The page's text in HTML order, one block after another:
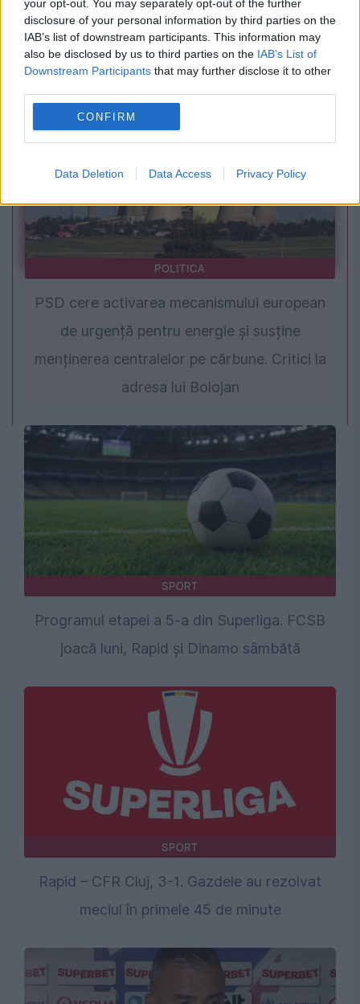
your opt-out. You may separately opt-out of the further
disclosure of your personal information by third parties on the
IAB’s list of downstream participants. This information may
also be disclosed by us to third parties on the IAB’s List of
Downstream Participants that may further disclose it to other
CONFIRM
Data Deletion Data Access Privacy Policy
UTA - Rapid, 0-0. Meci fără sare și piper la
Arad. Gazdele rămân fără victorie, oaspeții
sunt neînvinși
POLITICA
PSD cere activarea mecanismului european
de urgență pentru energie și susține
menținerea centralelor pe cărbune. Critici la
adresa lui Bolojan
SPORT
Programul etapei a 5-a din Superliga. FCSB
joacă luni, Rapid și Dinamo sâmbătă
SPORT
Rapid – CFR Cluj, 3-1. Gazdele au rezolvat
meciul în primele 45 de minute